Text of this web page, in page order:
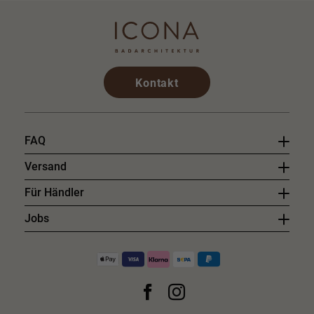
Kontakt
FAQ
Versand
Für Händler
Jobs